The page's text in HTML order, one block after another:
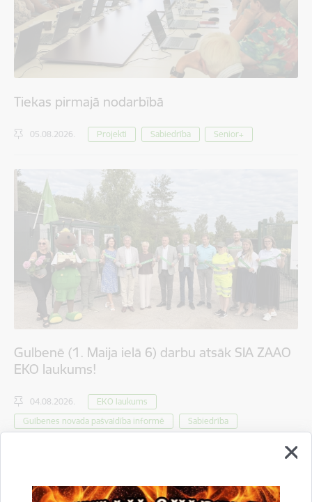
Tiekas pirmajā nodarbībā
05.08.2026. Projekti Sabiedrība Senior+
Gulbenē (1. Maija ielā 6) darbu atsāk SIA ZAAO
EKO laukums!
04.08.2026.
EKO laukums
Gulbenes novada pašvaldība informē
Sabiedrība